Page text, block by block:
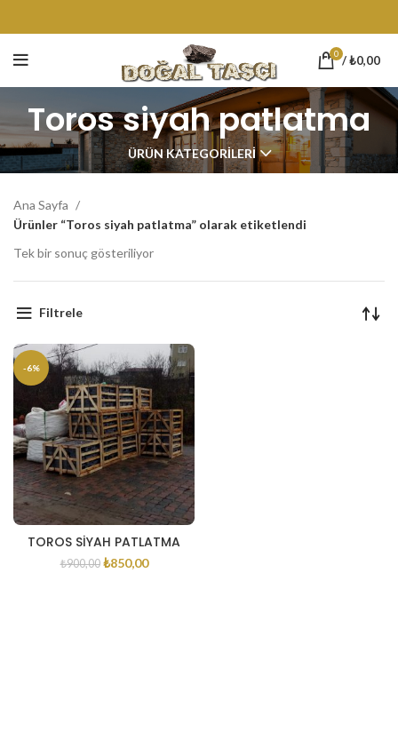
0 /₺0,00
Toros siyah patlatma
ÜRÜN KATEGORILERI
Ana Sayfa
Ürünler “Toros siyah patlatma” olarak etiketlendi
Tek bir sonuç gösteriliyor
Filtrele
-6%
TOROS SIYAH PATLATMA
₺900,00 ₺850,00